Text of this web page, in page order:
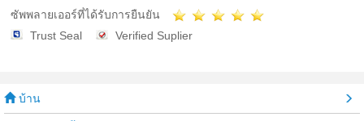
ซัพพลายเออร์ที่ได้รับการยืนยัน
Trust Seal
Verified Suplier
บ้าน